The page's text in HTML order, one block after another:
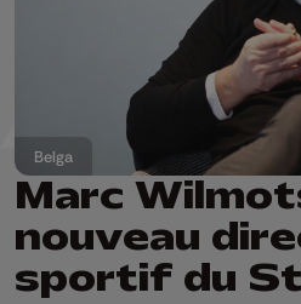
Marc
nouveau
sportif du
Belga